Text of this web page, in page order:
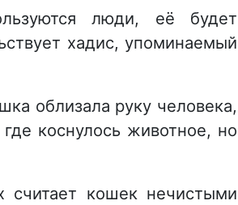
люди, её будет
хадис, упоминаемый
облизала руку человека,
коснулось животное, но
считает кошек нечистыми